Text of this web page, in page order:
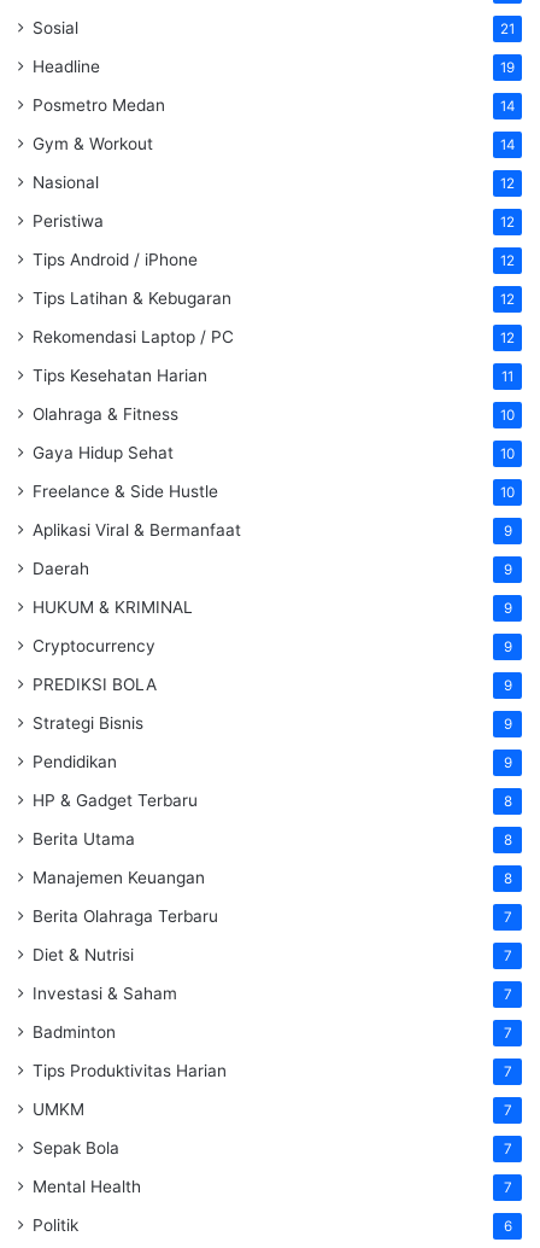
Sosial 21
Headline 19
Posmetro Medan 14
Gym & Workout 14
Nasional 12
Peristiwa 12
Tips Android / iPhone 12
Tips Latihan & Kebugaran 12
Rekomendasi Laptop / PC 12
Tips Kesehatan Harian 11
Olahraga & Fitness 10
Gaya Hidup Sehat 10
Freelance & Side Hustle 10
Aplikasi Viral & Bermanfaat 9
Daerah 9
HUKUM & KRIMINAL 9
Cryptocurrency 9
PREDIKSI BOLA 9
Strategi Bisnis 9
Pendidikan 9
HP & Gadget Terbaru 8
Berita Utama 8
Manajemen Keuangan 8
Berita Olahraga Terbaru 7
Diet & Nutrisi 7
Investasi & Saham 7
Badminton 7
Tips Produktivitas Harian 7
UMKM 7
Sepak Bola 7
Mental Health 7
Politik 6